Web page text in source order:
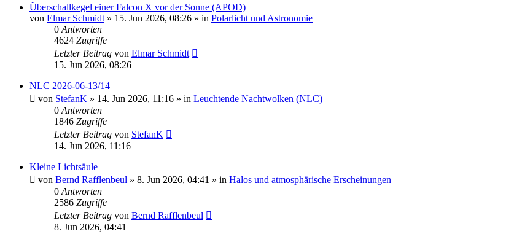
Überschallkegel einer Falcon X vor der Sonne (APOD)
von Elmar Schmidt » 15. Jun 2026, 08:26 » in Polarlicht und Astronomie
0 Antworten
4624 Zugriffe
Letzter Beitrag von Elmar Schmidt
15. Jun 2026, 08:26
NLC 2026-06-13/14
von StefanK » 14. Jun 2026, 11:16 » in Leuchtende Nachtwolken (NLC)
0 Antworten
1846 Zugriffe
Letzter Beitrag von StefanK
14. Jun 2026, 11:16
Kleine Lichtsäule
von Bernd Rafflenbeul » 8. Jun 2026, 04:41 » in Halos und atmosphärische Erscheinungen
0 Antworten
2586 Zugriffe
Letzter Beitrag von Bernd Rafflenbeul
8. Jun 2026, 04:41